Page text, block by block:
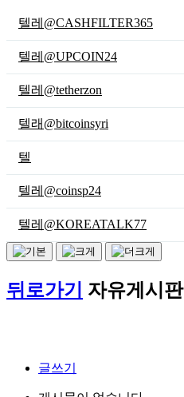
텔레@CASHFILTER365
텔레@UPCOIN24
텔레@tetherzon
텔래@bitcoinsyri
텔
텔레@coinsp24
텔레@KOREATALK77
뒤로가기 자유게시판
글쓰기